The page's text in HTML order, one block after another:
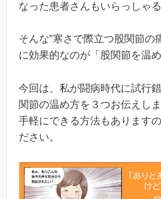
なった患者さんもいらっしゃる
そんな”寒さで際立つ股関節の
に効果的なのが「股関節を温め
今回は、私が闘病時代に試行
関節の温め方を３つお伝えしま
手軽にできる方法もあります
ださい。